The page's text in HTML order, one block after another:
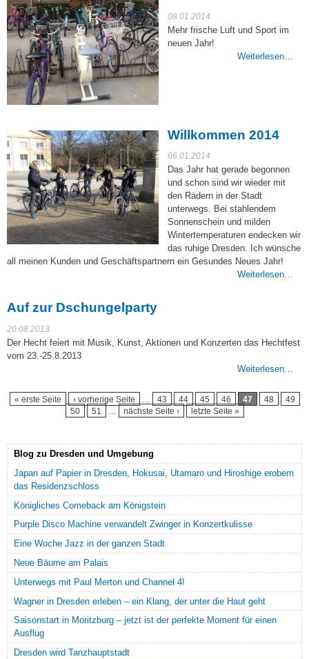
08.01.2014
Mehr frische Luft und Sport im
neuen Jahr!
Weiterlesen…
Willkommen 2014
06.01.2014
Das Jahr hat gerade begonnen
und schon sind wir wieder mit
den Rädern in der Stadt
unterwegs. Bei stahlendem
Sonnenschein und milden
Wintertemperaturen endecken wir
das ruhige Dresden. Ich wünsche
all meinen Kunden und Geschäftspartnern ein Gesundes Neues Jahr!
Weiterlesen…
Auf zur Dschungelparty
20.08.2013
Der Hecht feiert mit Musik, Kunst, Aktionen und Konzerten das Hechtfest
vom 23.-25.8.2013
Weiterlesen…
Seiten
« erste Seite ‹ vorherige Seite 43 44 45 46 47 48
49
50
51 nächste Seite › letzte Seite »
Blog zu Dresden und Umgebung
Japan auf Papier in Dresden, Hokusai, Utamaro und Hiroshige erobern
das Residenzschloss
Königliches Comeback am Königstein
Purple Disco Machine verwandelt Zwinger in Konzertkulisse
Eine Woche Jazz in der ganzen Stadt
Neue Bäume am Palais
Unterwegs mit Paul Merton und Channel 4!
Wagner in Dresden erleben – ein Klang, der unter die Haut geht
Saisonstart in Moritzburg – jetzt ist der perfekte Moment für einen
Ausflug
Dresden wird Tanzhauptstadt